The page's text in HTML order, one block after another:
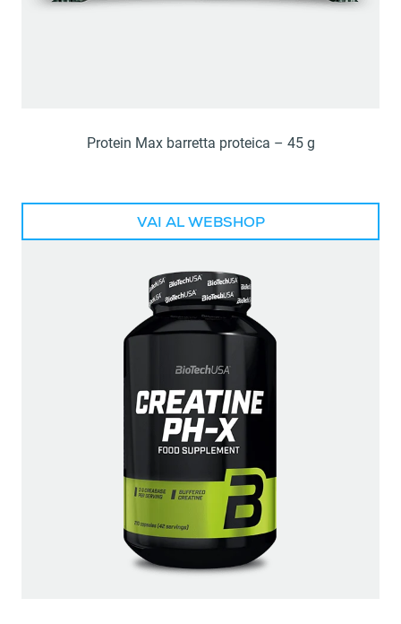
Protein Max barretta proteica – 45 g
VAI AL WEBSHOP